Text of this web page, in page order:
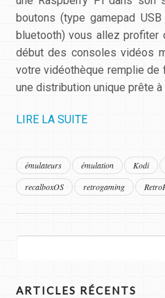
boutons (type gamepad
bluetooth) vous allez profiter
début des consoles vidéos
votre vidéothèque remplie
une distribution unique prête à
LIRE LA SUITE
émulateurs émulation Kodi
recalboxOS
retrogaming
Rechercher :
ARTICLES RÉCENTS